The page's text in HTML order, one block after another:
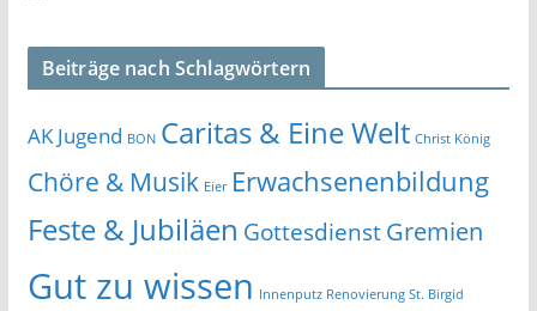
Beiträge nach Schlagwörtern
AK Jugend BON Caritas & Eine Welt Christ König
Chöre & Musik Eier Erwachsenenbildung
Feste & Jubiläen GottesdienstGremien
Gut zu wissen Innenputz Renovierung St. Birgid